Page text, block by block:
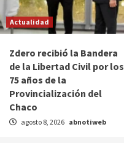
Actualidad
Zdero recibió la Bandera
de la Libertad Civil por los
75 años de la
Provincialización del
Chaco
agosto 8, 2026 abnotiweb